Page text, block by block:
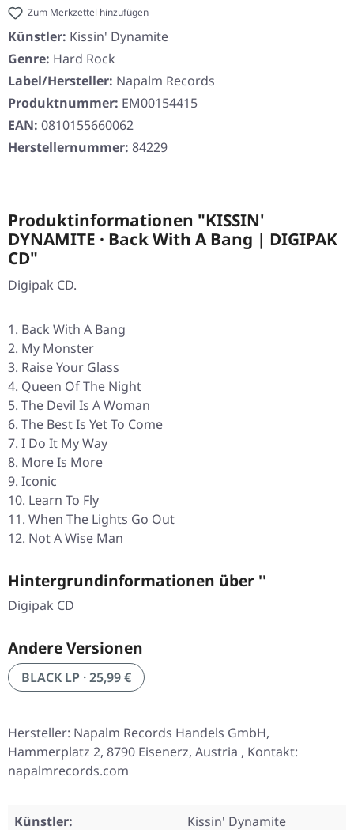
Zum Merkzettel hinzufügen
Künstler: Kissin' Dynamite
Genre: Hard Rock
Label/Hersteller: Napalm Records
Produktnummer: EM00154415
EAN: 0810155660062
Herstellernummer: 84229
Produktinformationen "KISSIN'
DYNAMITE · Back With A Bang | DIGIPAK
CD"
Digipak CD.
Back With A Bang
My Monster
Raise Your Glass
Queen Of The Night
The Devil Is A Woman
The Best Is Yet To Come
I Do It My Way
More Is More
Iconic
Learn To Fly
When The Lights Go Out
Not A Wise Man
Hintergrundinformationen über ''
Digipak CD
Andere Versionen
BLACK LP · 25,99 €
Hersteller: Napalm Records Handels GmbH,
Hammerplatz 2, 8790 Eisenerz, Austria , Kontakt:
napalmrecords.com
Künstler:
Kissin' Dynamite